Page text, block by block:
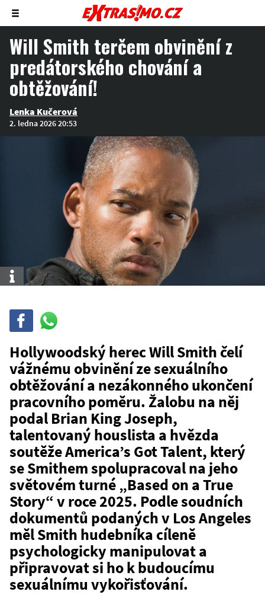
Zobrazit/skrýt
menu
Will Smith terčem obvinění z
predátorského chování a
obtěžování!
Lenka Kučerová
2. ledna 2026 20:53
Info
Sdílej
WhatsAppu
Hollywoodský herec Will Smith čelí
vážnému obvinění ze sexuálního
obtěžování a nezákonného ukončení
pracovního poměru. Žalobu na něj
podal Brian King Joseph,
talentovaný houslista a hvězda
soutěže America’s Got Talent, který
se Smithem spolupracoval na jeho
světovém turné „Based on a True
Story“ v roce 2025. Podle soudních
dokumentů podaných v Los Angeles
měl Smith hudebníka cíleně
psychologicky manipulovat a
připravovat si ho k budoucímu
sexuálnímu vykořisťování.